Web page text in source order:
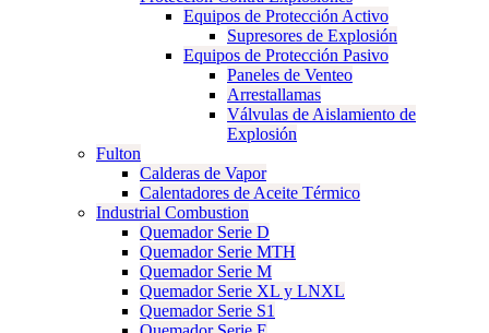
Equipos de Protección Activo
Supresores de Explosión
Equipos de Protección Pasivo
Paneles de Venteo
Arrestallamas
Válvulas de Aislamiento de
Explosión
Fulton
Calderas de Vapor
Calentadores de Aceite Térmico
Industrial Combustion
Quemador Serie D
Quemador Serie MTH
Quemador Serie M
Quemador Serie XL y LNXL
Quemador Serie S1